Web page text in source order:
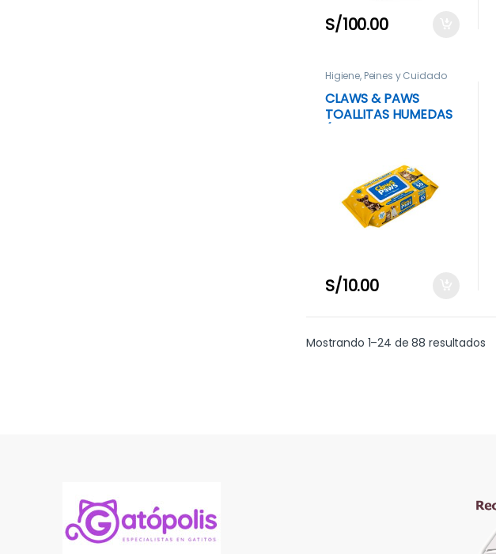
S/100.00
Higiene, Peines y Cuidado
CLAWS & PAWS
TOALLITAS HUMEDAS
S/10.00
Mostrando 1–24 de 88 resultados